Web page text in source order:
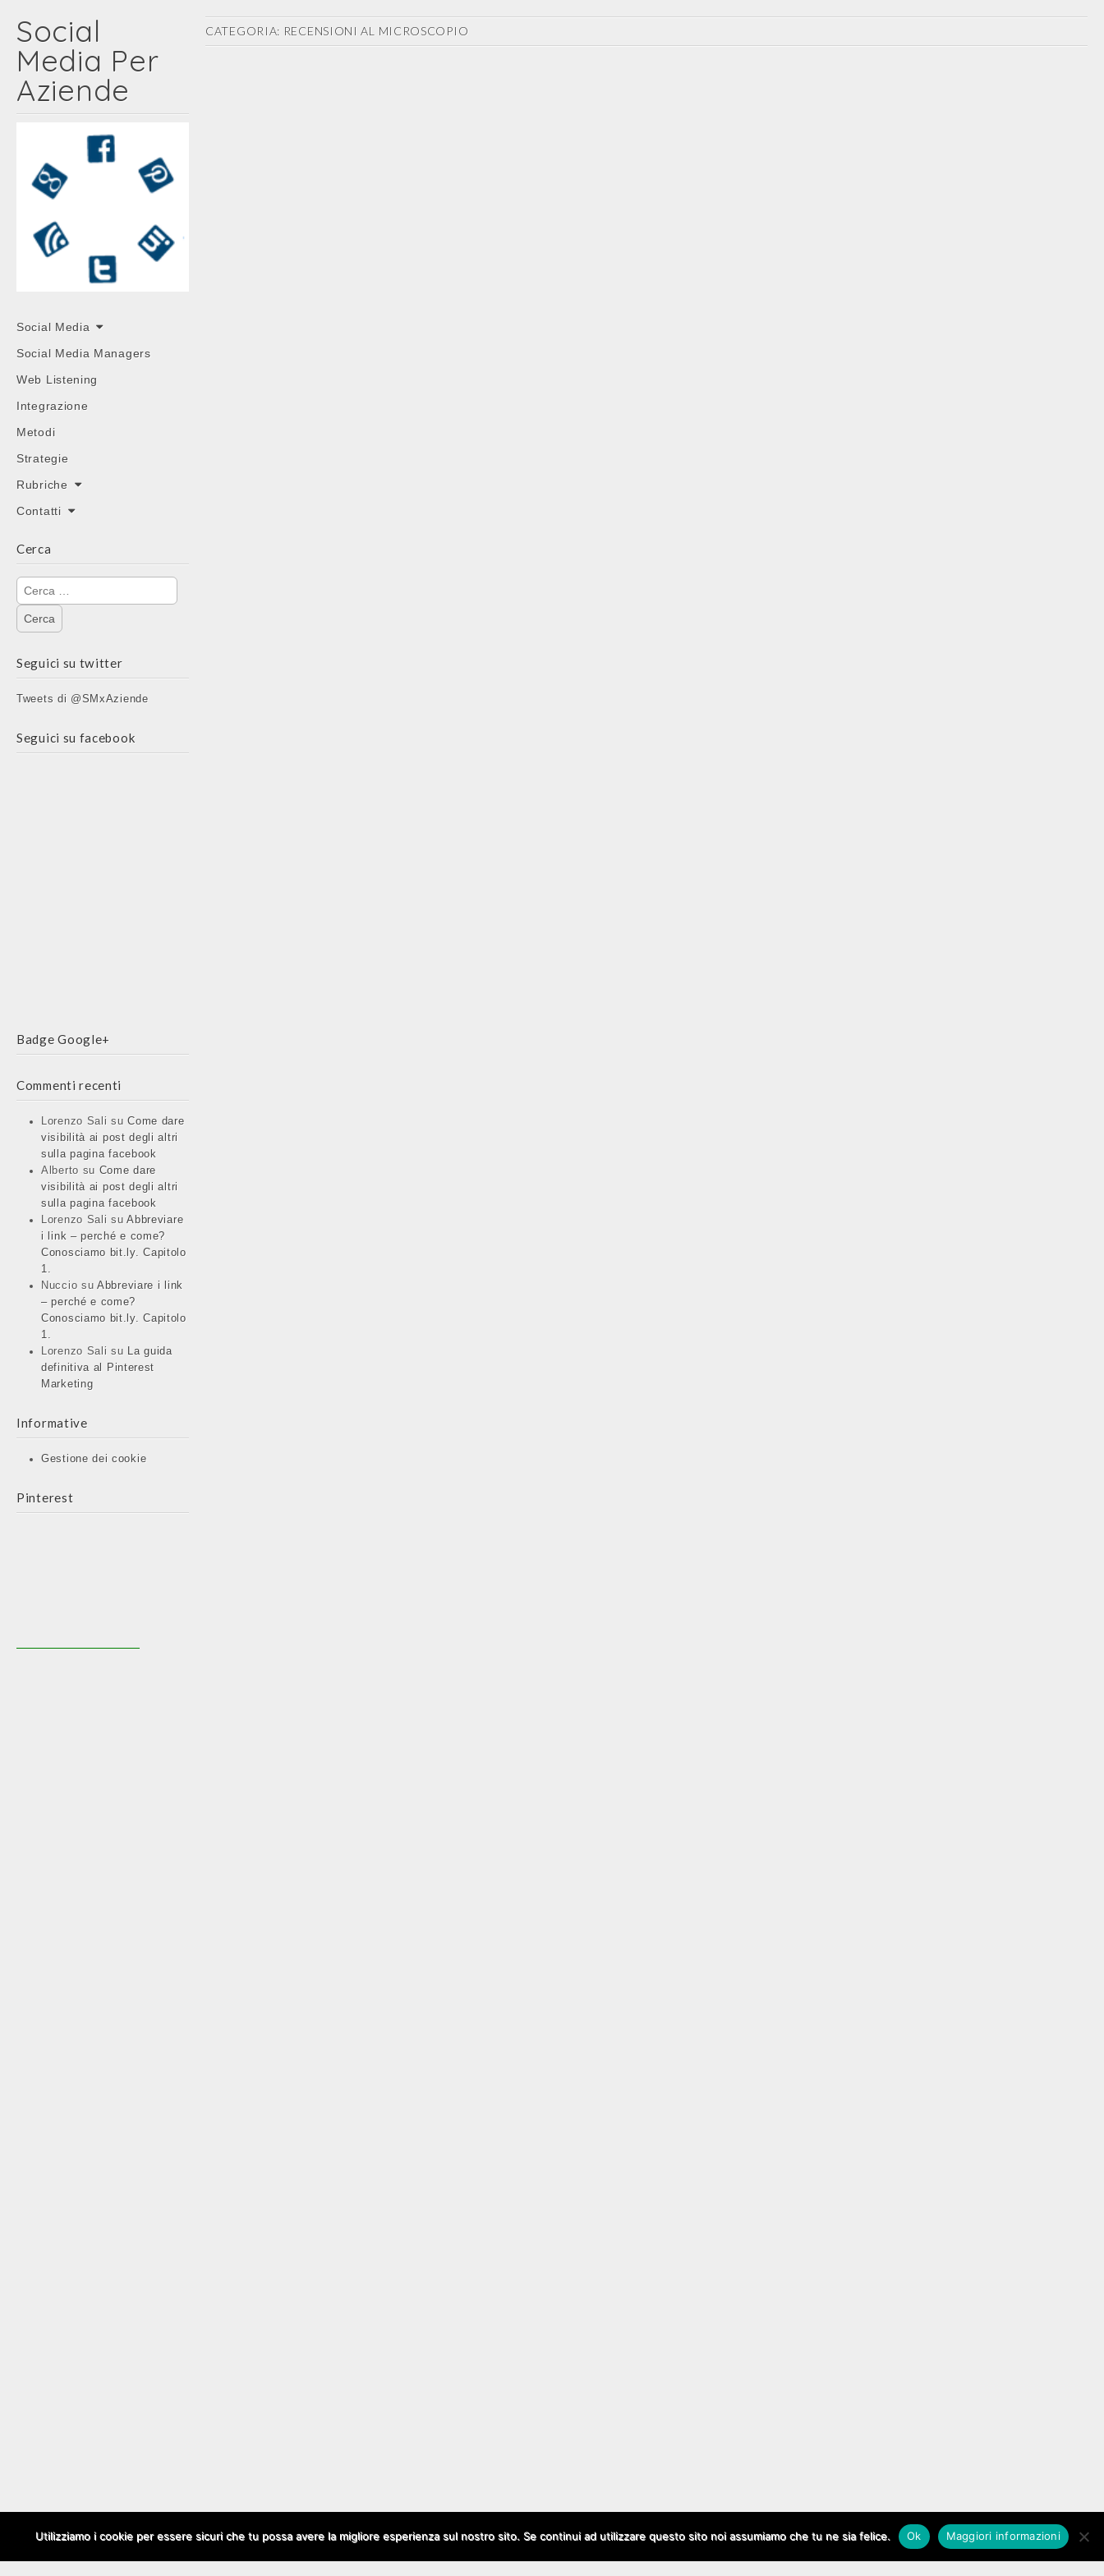
Social
Media Per
Aziende
Main
menu
Skip
content
Social Media
Social Media Managers
Web Listening
Integrazione
Metodi
Strategie
Rubriche
Contatti
Cerca
Ricerca
per:
Seguici su twitter
Tweets di @SMxAziende
Seguici su facebook
Badge Google+
Commenti recenti
Lorenzo Sali suCome dare
visibilità ai post degli altri
sulla pagina facebook
Alberto su Come dare
visibilità ai post degli altri
sulla pagina facebook
Lorenzo Sali suAbbreviare
i link – perché e come?
Conosciamo bit.ly. Capitolo
1.
Nuccio suAbbreviare i link
– perché e come?
Conosciamo bit.ly. Capitolo
1.
Lorenzo Sali su
La guida
definitiva al Pinterest
Marketing
Informative
Gestione dei cookie
Pinterest
CATEGORIA: RECENSIONI AL MICROSCOPIO
Copyright © 2026Social Media Per Aziende . All Rights Reserved. The Carton Theme bybavotasan.com.
Utilizziamo i cookie per essere sicuri che tu possa avere la migliore esperienza sul nostro sito. Se continui ad utilizzare questo sito noi assumiamo che tu ne sia felice. Ok Maggiori informazioni